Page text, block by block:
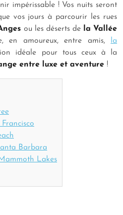
impérissable ! Vos nuits seront
vos jours à parcourir les rues
ou les déserts de
la Vallée
en amoureux, entre amis,
la
idéale pour tous ceux à la
entre luxe et aventure !
Barbara
Lakes